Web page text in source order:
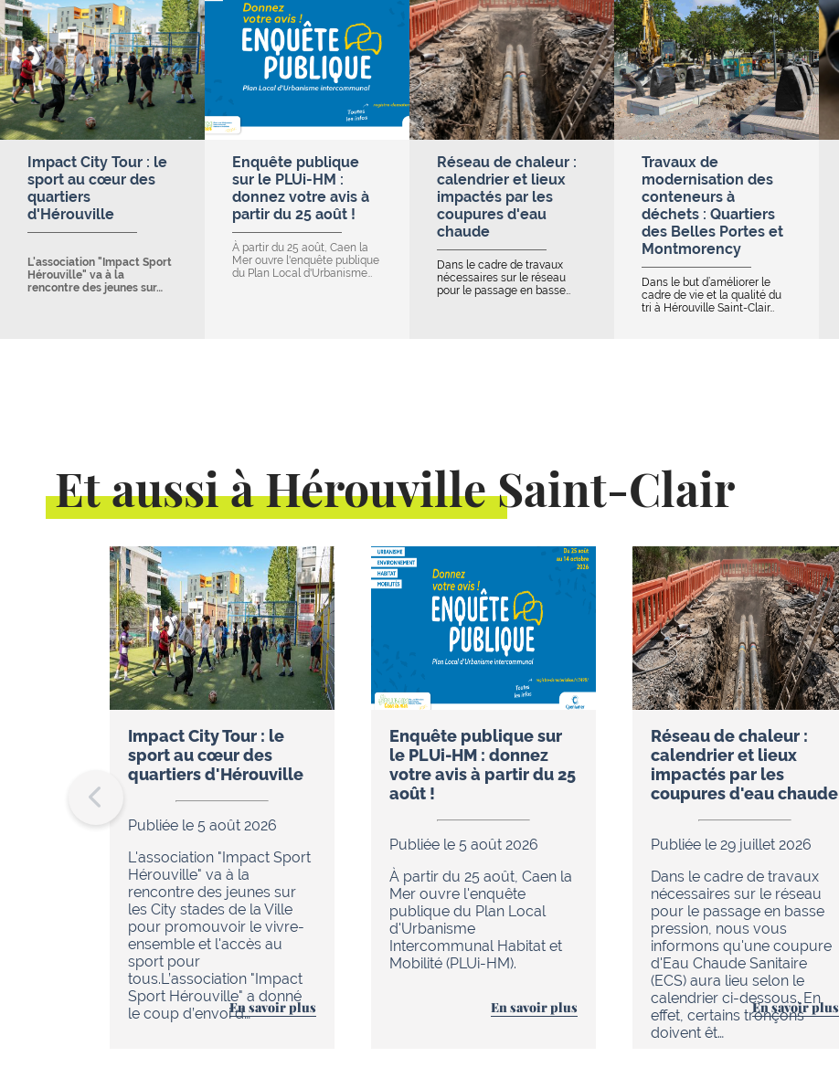
Impact City Tour : le
sport au cœur des
quartiers
d'Hérouville
L'association "Impact Sport
Hérouville" va à la
rencontre des jeunes sur…
Enquête publique
sur le PLUi-HM :
donnez votre avis à
partir du 25 août !
À partir du 25 août, Caen la
Mer ouvre l'enquête publique
du Plan Local d'Urbanisme…
Réseau de chaleur :
calendrier et lieux
impactés par les
coupures d'eau
chaude
Dans le cadre de travaux
nécessaires sur le réseau
pour le passage en basse…
Travaux de
modernisation des
conteneurs à
déchets : Quartiers
des Belles Portes et
Montmorency
Dans le but d’améliorer le
cadre de vie et la qualité du
tri à Hérouville Saint-Clair…
Et aussi à Hérouville Saint-Clair
Impact City Tour : le
sport au cœur des
quartiers d'Hérouville
Publiée le 5 août 2026
L'association "Impact Sport
Hérouville" va à la
rencontre des jeunes sur
les City stades de la Ville
pour promouvoir le vivre-
ensemble et l'accès au
sport pour
tous.L’association "Impact
Sport Hérouville" a donné
le coup d’envoi d…En savoir plus
Enquête publique sur
le PLUi-HM : donnez
votre avis à partir du 25
août !
Publiée le 5 août 2026
À partir du 25 août, Caen la
Mer ouvre l'enquête
publique du Plan Local
d'Urbanisme
Intercommunal Habitat et
Mobilité (PLUi-HM).
En savoir plus
Réseau de chaleur :
calendrier et lieux
impactés par les
coupures d'eau chaude
Publiée le 29 juillet 2026
Dans le cadre de travaux
nécessaires sur le réseau
pour le passage en basse
pression, nous vous
informons qu'une coupure
d'Eau Chaude Sanitaire
(ECS) aura lieu selon le
calendrier ci-dessous. En
effet, certains tronçons
doivent êt…
En savoir plus